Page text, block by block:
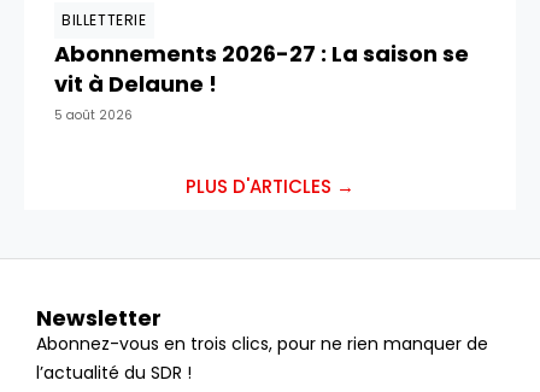
BILLETTERIE
Abonnements 2026-27 : La saison se
vit à Delaune !
5 août 2026
PLUS D'ARTICLES →
Newsletter
Abonnez-vous en trois clics, pour ne rien manquer de
l’actualité du SDR !